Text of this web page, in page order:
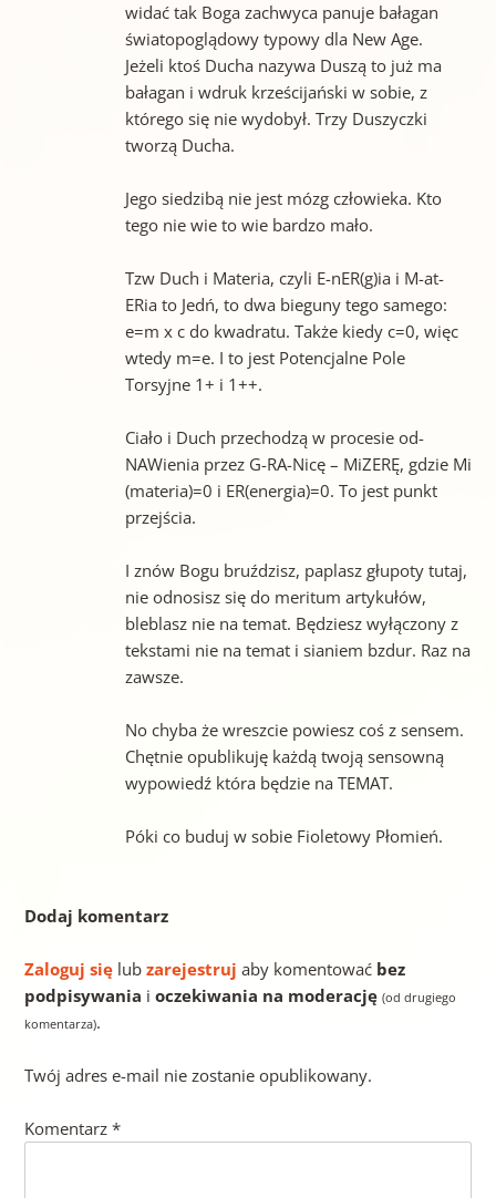
widać tak Boga zachwyca panuje bałagan
światopoglądowy typowy dla New Age.
Jeżeli ktoś Ducha nazywa Duszą to już ma
bałagan i wdruk krześcijański w sobie, z
którego się nie wydobył. Trzy Duszyczki
tworzą Ducha.
Jego siedzibą nie jest mózg człowieka. Kto
tego nie wie to wie bardzo mało.
Tzw Duch i Materia, czyli E-nER(g)ia i M-at-
ERia to Jedń, to dwa bieguny tego samego:
e=m x c do kwadratu. Także kiedy c=0, więc
wtedy m=e. I to jest Potencjalne Pole
Torsyjne 1+ i 1++.
Ciało i Duch przechodzą w procesie od-
NAWienia przez G-RA-Nicę – MiZERĘ, gdzie Mi
(materia)=0 i ER(energia)=0. To jest punkt
przejścia.
I znów Bogu bruździsz, paplasz głupoty tutaj,
nie odnosisz się do meritum artykułów,
bleblasz nie na temat. Będziesz wyłączony z
tekstami nie na temat i sianiem bzdur. Raz na
zawsze.
No chyba że wreszcie powiesz coś z sensem.
Chętnie opublikuję każdą twoją sensowną
wypowiedź która będzie na TEMAT.
Póki co buduj w sobie Fioletowy Płomień.
Dodaj komentarz
Zaloguj sięlub zarejestruj aby komentować bez
podpisywania i oczekiwania na moderację (od drugiego
komentarza).
Twój adres e-mail nie zostanie opublikowany.
Komentarz *